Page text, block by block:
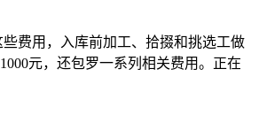
费用，入库前加工、拾掇和挑选工做
元，还包罗一系列相关费用。正在